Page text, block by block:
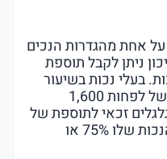
אחת מהגדרות הנכים
ניתן לקבל תוספת
הנכות. בעלי נכות בשיעור
של 75% ומעלה יקבלו תוספת של לפחות 1,600
זכאי לתוספת של
2,200 נקודות, כל עוד שיעור הנכות שלו 75% או